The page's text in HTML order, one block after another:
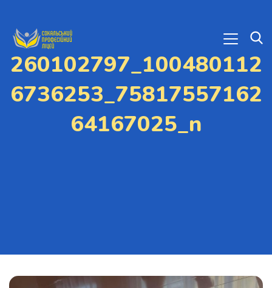
260102797_100480112
6736253_75817557162
64167025_n